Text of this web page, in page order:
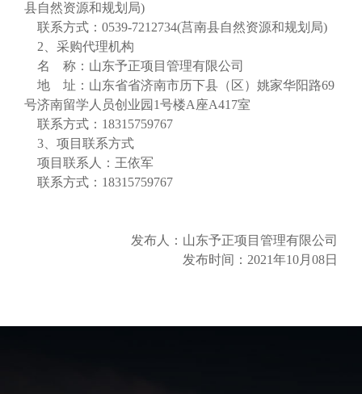
县自然资源和规划局)
联系方式： 0539-7212734(莒南县自然资源和规划局)
2、采购代理机构
名
称：山东予正项目管理有限公司
地
址：山东省省济南市历下县（区）姚家华阳路69
号济南留学人员创业园1号楼A座A417室
联系方式： 18315759767
3、项目联系方式
项目联系人：王依军
联系方式： 18315759767
发布人：山东予正项目管理有限公司
发布时间： 2021年10月08日